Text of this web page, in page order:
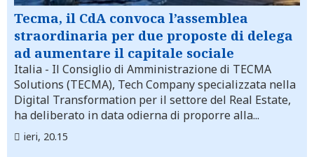
Tecma, il CdA convoca l’assemblea
straordinaria per due proposte di delega
ad aumentare il capitale sociale
Italia - Il Consiglio di Amministrazione di TECMA
Solutions (TECMA), Tech Company specializzata nella
Digital Transformation per il settore del Real Estate,
ha deliberato in data odierna di proporre alla...
ieri, 20.15